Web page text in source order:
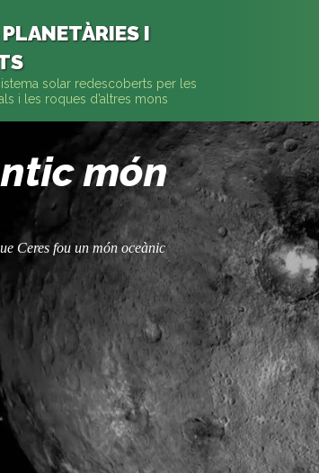
I
solar redescoberts per les
i les roques d’altres mons
món
Ceres fou un món oceànic